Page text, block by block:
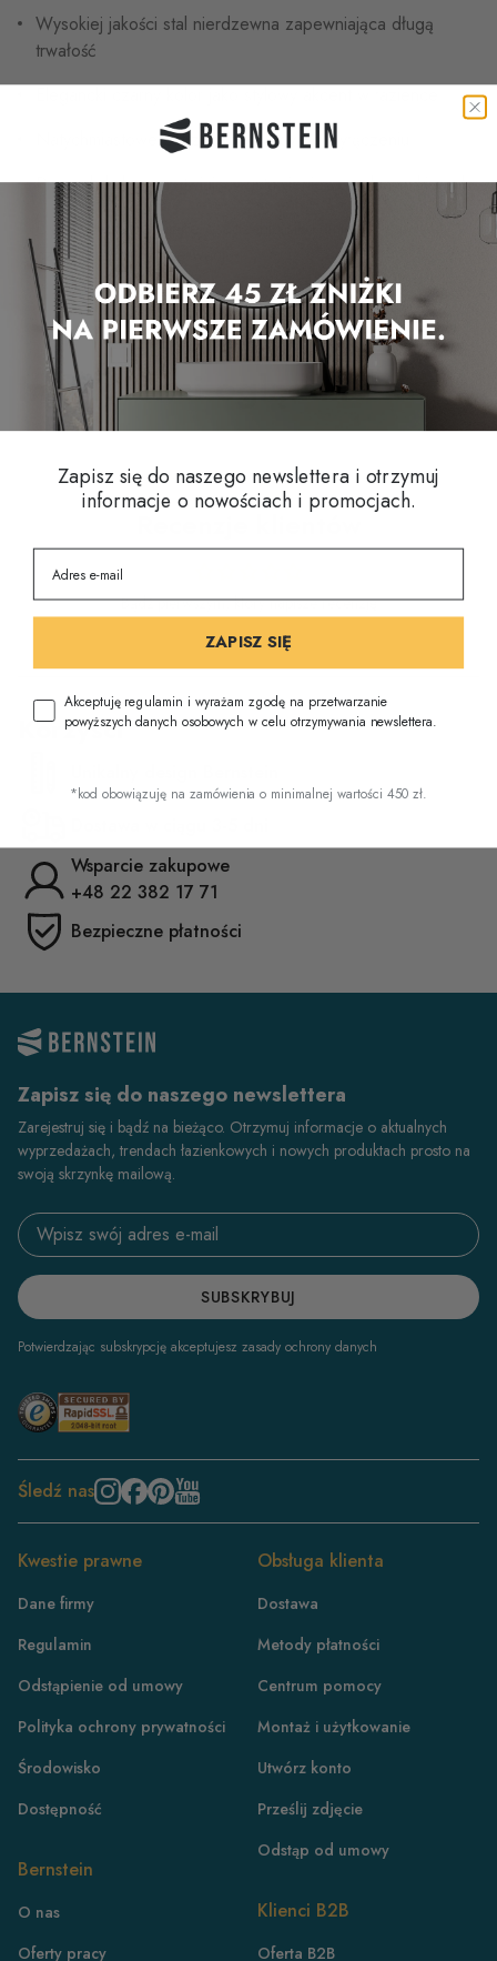
Wysokiej jakości stal nierdzewna zapewniająca długą
trwałość
Natychmiastowe zatrzymanie wody po wyłączeniu
Przegub kulowy ułatwiający ustawienie w żądanym kierunku
Dysze zapobiegające osadzaniu się kamienia ułatwiają
czyszczenie i konserwację
Inni klienci oglądali
Recenzje klientów
Bądź pierwszym, który napisze recenzję
Korzyści
Wsparcie zakupowe
+48 22 382 17 71
Bezpieczne płatności
Zapisz się do naszego newslettera
Zarejestruj się i bądź na bieżąco. Otrzymuj informacje o aktualnych
wyprzedażach, trendach łazienkowych i nowych produktach prosto na
swoją skrzynkę mailową.
Email address
SUBSKRYBUJ
Potwierdzając subskrypcję akceptujesz zasady ochrony danych
Śledź nas
Kwestie prawne
Dane firmy
Regulamin
Odstąpienie od umowy
Polityka ochrony prywatności
Środowisko
Dostępność
Bernstein
O nas
Oferty pracy
Obsługa klienta
Dostawa
Metody płatności
Centrum pomocy
Montaż i użytkowanie
Utwórz konto
Prześlij zdjęcie
Odstąp od umowy
Klienci B2B
Oferta B2B
DE
Zapisz się do naszego newslettera i otrzymuj
informacje o nowościach i promocjach.
ZAPISZ SIĘ
Akceptuję regulamin i wyrażam zgodę na przetwarzanie
powyższych danych osobowych w celu otrzymywania newslettera.
*kod obowiązuję na zamówienia o minimalnej wartości 450 zł.